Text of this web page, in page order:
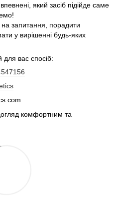
який засіб підійде саме
на запитання, порадити
у вирішенні будь-яких
для вас спосіб:
комфортним та